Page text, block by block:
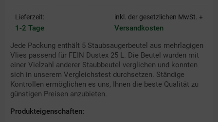
Lieferzeit:
1-2 Tage
inkl. der gesetzlichen MwSt. +
Versandkosten
Jede Packung enthält 5 Staubsaugerbeutel aus mehrlagigen
Vlies passend für FEIN Dustex 25 L. Die Beutel wurden mit
einer Vielzahl anderer Staubbeutel verglichen und konnten
sich in unserem Vergleichstest durchsetzen. Ständige
Kontrollen ermöglichen es uns, Ihnen die beste Qualität zu
günstigen Preisen anzubieten.
Produkteigenschaften: